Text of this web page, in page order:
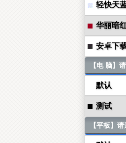
轻快天
华丽暗
安卓下
【电 脑】
默认
测试
【平板】请